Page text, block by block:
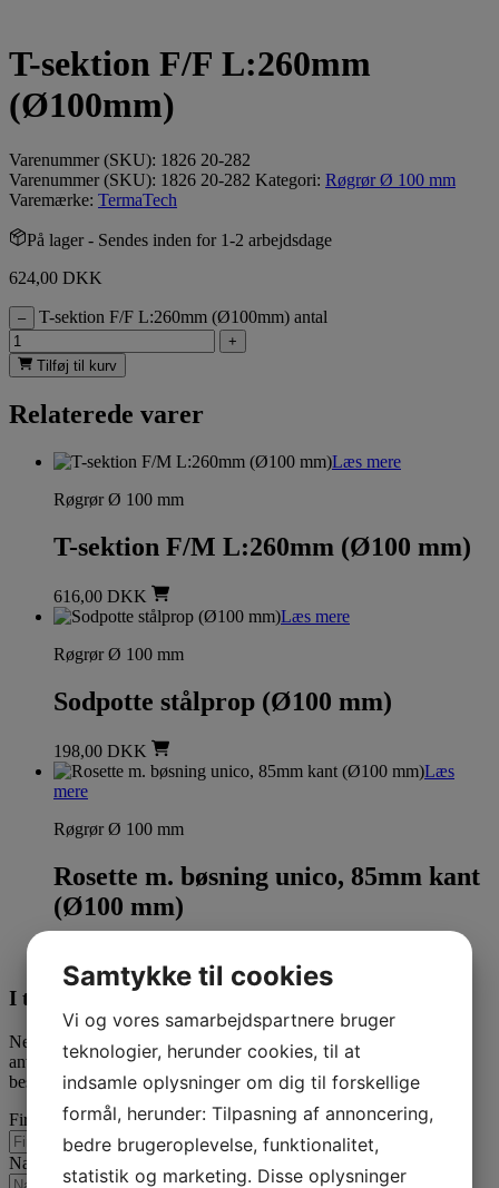
T-sektion F/F L:260mm
(Ø100mm)
Varenummer (SKU): 1826 20-282
Varenummer (SKU): 1826 20-282 Kategori: Røgrør Ø 100 mm
Varemærke: TermaTech
På lager - Sendes inden for 1-2 arbejdsdage
624,00 DKK
– T-sektion F/F L:260mm (Ø100mm) antal
+
Tilføj til kurv
Relaterede varer
Læs mere
Røgrør Ø 100 mm
T-sektion F/M L:260mm (Ø100 mm)
616,00 DKK
Læs mere
Røgrør Ø 100 mm
Sodpotte stålprop (Ø100 mm)
198,00 DKK
Læs
mere
Røgrør Ø 100 mm
Rosette m. bøsning unico, 85mm kant
(Ø100 mm)
I tvivl? Kontakt os i dag
Nedenfor kan du kontakte os. Den følgende kontaktformular kan
anvendes til alle spørgsmål som du ikke har fået svar på her. Vi
bestræber os på at besvare alle henvendelser indenfor 24 timer.
Firmanavn
Navn
Samtykke til cookies
Vi og vores samarbejdspartnere bruger
teknologier, herunder cookies, til at
indsamle oplysninger om dig til forskellige
formål, herunder: Tilpasning af annoncering,
bedre brugeroplevelse, funktionalitet,
statistik og marketing. Disse oplysninger